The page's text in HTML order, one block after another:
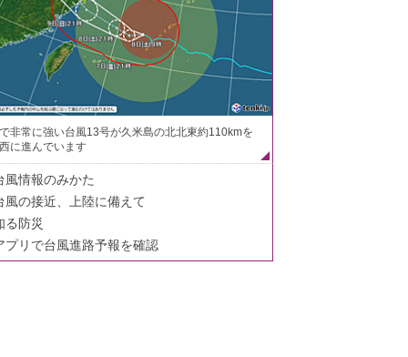
非常に強い台風13号が久米島の北北東約110kmを
に進んでいます
風情報のみかた
風の接近、上陸に備えて
る防災
プリで台風進路予報を確認